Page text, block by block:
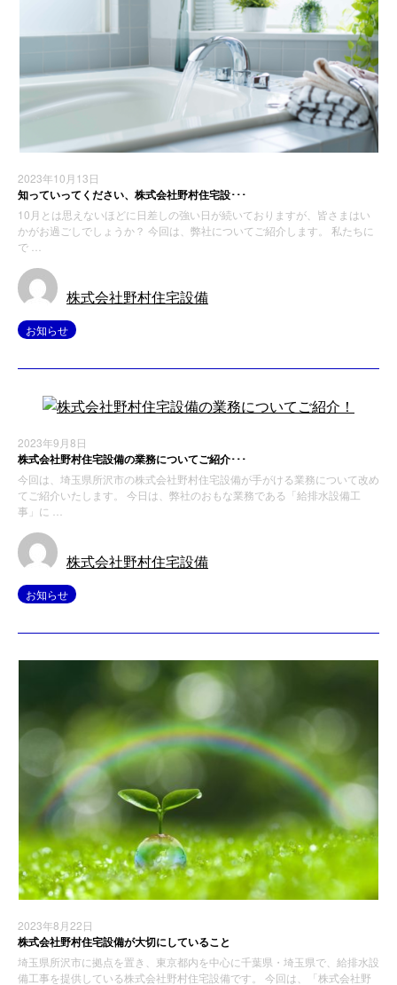
2023年10月13日
知っていってください、株式会社野村住宅設･･･
10月とは思えないほどに日差しの強い日が続いておりますが、皆さまはい
かがお過ごしでしょうか？ 今回は、弊社についてご紹介します。 私たちに
で …
株式会社野村住宅設備
お知らせ
2023年9月8日
株式会社野村住宅設備の業務についてご紹介･･･
今回は、埼玉県所沢市の株式会社野村住宅設備が手がける業務について改め
てご紹介いたします。 今日は、弊社のおもな業務である「給排水設備工
事」に …
株式会社野村住宅設備
お知らせ
2023年8月22日
株式会社野村住宅設備が大切にしていること
埼玉県所沢市に拠点を置き、東京都内を中心に千葉県・埼玉県で、給排水設
備工事を提供している株式会社野村住宅設備です。 今回は、「株式会社野